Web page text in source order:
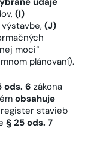
(I)
(J)
moci“
plánovaní).
ods. 6 zákona
obsahuje
stavieb
§ 25 ods. 7